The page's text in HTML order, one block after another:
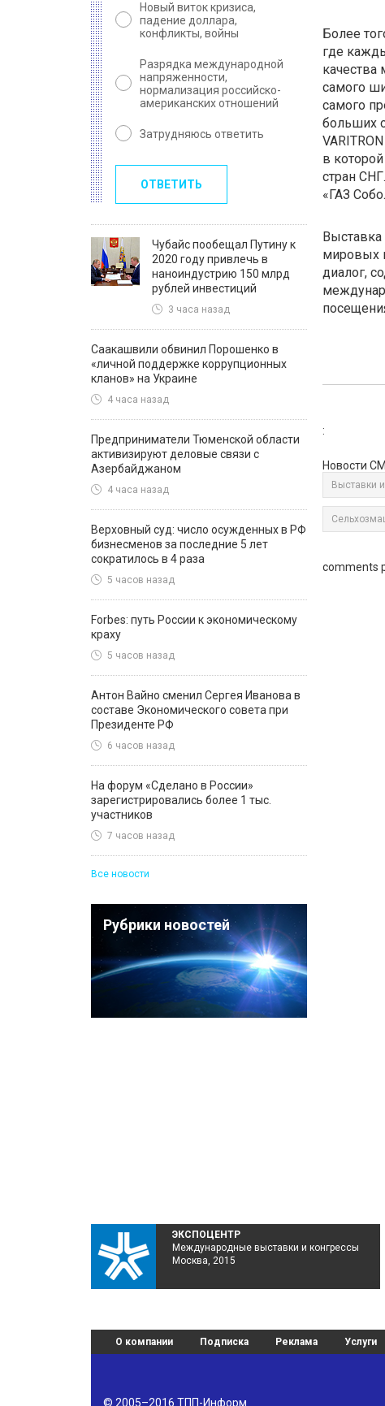
Новый виток кризиса,
падение доллара,
конфликты, войны
Разрядка международной
напряженности,
нормализация российско-
американских отношений
Затрудняюсь ответить
ОТВЕТИТЬ
Чубайс пообещал Путину к
2020 году привлечь в
наноиндустрию 150 млрд
рублей инвестиций
3 часа назад
Саакашвили обвинил Порошенко в
«личной поддержке коррупционных
кланов» на Украине
4 часа назад
Предприниматели Тюменской области
активизируют деловые связи с
Азербайджаном
4 часа назад
Верховный суд: число осужденных в РФ
бизнесменов за последние 5 лет
сократилось в 4 раза
5 часов назад
Forbes: путь России к экономическому
краху
5 часов назад
Антон Вайно сменил Сергея Иванова в
составе Экономического совета при
Президенте РФ
6 часов назад
На форум «Сделано в России»
зарегистрировались более 1 тыс.
участников
7 часов назад
Все новости
Рубрики новостей
Более
где
качества
самого
самого
больших
в
стран
«ГАЗ
мировых
диалог,
:
Новости
Выставки
comments
ЭКСПОЦЕНТР
Международные выставки и конгрессы
Москва, 2015
О компании Подписка Реклама Услуги
© 2005–2016 ТПП-Информ